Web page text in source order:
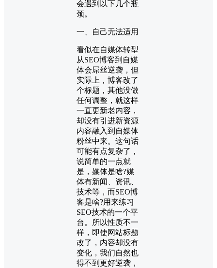
会遇到以下几个瓶
颈。
一、自己无法适用
看似在自媒体转型
从SEO博客到自媒
体会屌丝逆袭，但
实际上，博客改了
个标题，其他没做
任何调整，就这样
一直更新老内容，
却没有引进新资源
内容融入到自媒体
粉丝中来。这句话
可能有点复杂了，
说简单的一点就
是，媒体是啥?媒
体有新闻、资讯、
技术等，而SEO博
客是啥?用来练习
SEO技术的一个平
台。所以性质不一
样，即使网站标题
改了，内容却没有
变化，我们自然也
得不到更好逆袭，